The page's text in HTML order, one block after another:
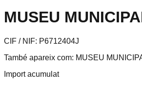
MUSEU
CIF / NIF: P6712404J
També apareix com: MUSEU
Import acumulat